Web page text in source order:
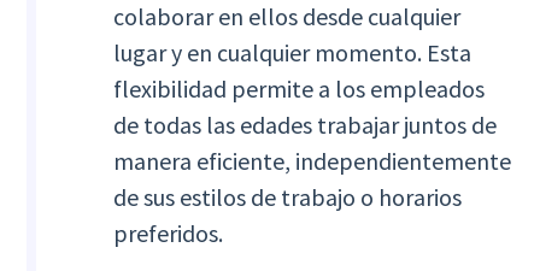
colaborar en ellos desde cualquier
lugar y en cualquier momento. Esta
flexibilidad permite a los empleados
de todas las edades trabajar juntos de
manera eficiente, independientemente
de sus estilos de trabajo o horarios
preferidos.